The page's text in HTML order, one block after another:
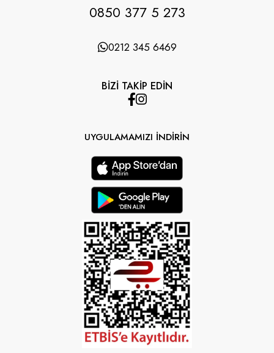
0850 377 5 273
0212 345 6469
BİZİ TAKİP EDİN
UYGULAMAMIZI İNDİRİN